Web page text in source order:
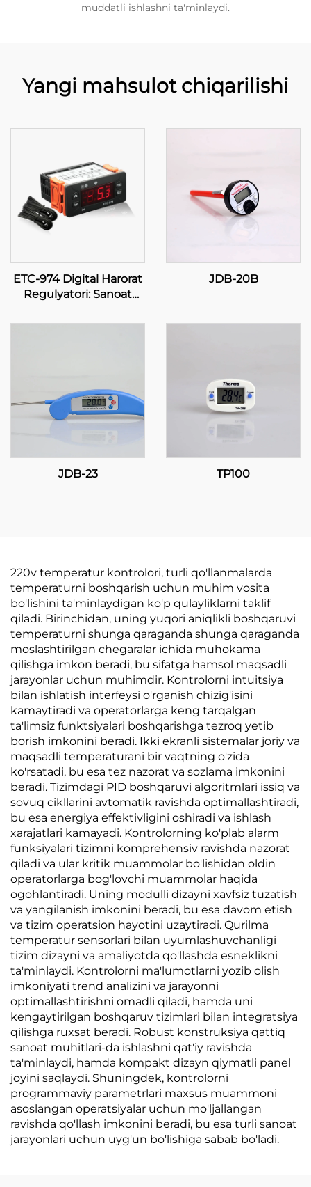
muddatli ishlashni ta'minlaydi.
Yangi mahsulot chiqarilishi
ETC-974 Digital Harorat
Regulyatori: Sanoat
Darajali, Aniq Haroratni
JDB-20B
JDB-23 TP100
220v temperatur kontrolori, turli qo'llanmalarda
temperaturni boshqarish uchun muhim vosita
bo'lishini ta'minlaydigan ko'p qulayliklarni taklif
qiladi. Birinchidan, uning yuqori aniqlikli boshqaruvi
temperaturni shunga qaraganda shunga qaraganda
moslashtirilgan chegaralar ichida muhokama
qilishga imkon beradi, bu sifatga hamsol maqsadli
jarayonlar uchun muhimdir. Kontrolorni intuitsiya
bilan ishlatish interfeysi o'rganish chizig'isini
kamaytiradi va operatorlarga keng tarqalgan
ta'limsiz funktsiyalari boshqarishga tezroq yetib
borish imkonini beradi. Ikki ekranli sistemalar joriy va
maqsadli temperaturani bir vaqtning o'zida
ko'rsatadi, bu esa tez nazorat va sozlama imkonini
beradi. Tizimdagi PID boshqaruvi algoritmlari issiq va
sovuq cikllarini avtomatik ravishda optimallashtiradi,
bu esa energiya effektivligini oshiradi va ishlash
xarajatlari kamayadi. Kontrolorning ko'plab alarm
funksiyalari tizimni komprehensiv ravishda nazorat
qiladi va ular kritik muammolar bo'lishidan oldin
operatorlarga bog'lovchi muammolar haqida
ogohlantiradi. Uning modulli dizayni xavfsiz tuzatish
va yangilanish imkonini beradi, bu esa davom etish
va tizim operatsion hayotini uzaytiradi. Qurilma
temperatur sensorlari bilan uyumlashuvchanligi
tizim dizayni va amaliyotda qo'llashda esneklikni
ta'minlaydi. Kontrolorni ma'lumotlarni yozib olish
imkoniyati trend analizini va jarayonni
optimallashtirishni omadli qiladi, hamda uni
kengaytirilgan boshqaruv tizimlari bilan integratsiya
qilishga ruxsat beradi. Robust konstruksiya qattiq
sanoat muhitlari-da ishlashni qat'iy ravishda
ta'minlaydi, hamda kompakt dizayn qiymatli panel
joyini saqlaydi. Shuningdek, kontrolorni
programmaviy parametrlari maxsus muammoni
asoslangan operatsiyalar uchun mo'ljallangan
ravishda qo'llash imkonini beradi, bu esa turli sanoat
jarayonlari uchun uyg'un bo'lishiga sabab bo'ladi.